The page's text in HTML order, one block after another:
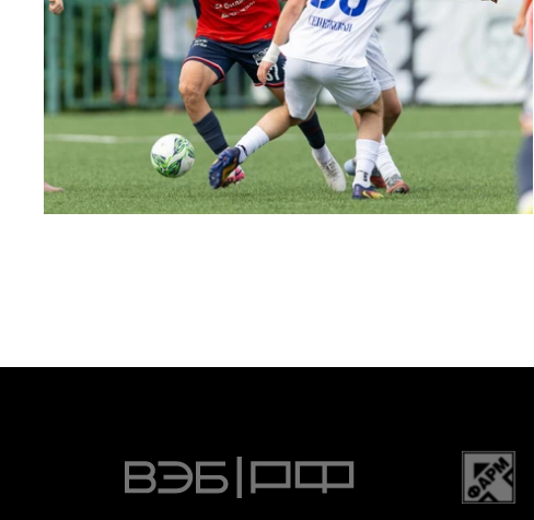
МФЛ. ПФК ЦСКА – Чертаново – 3:0
22 МАЯ 2026 15:02